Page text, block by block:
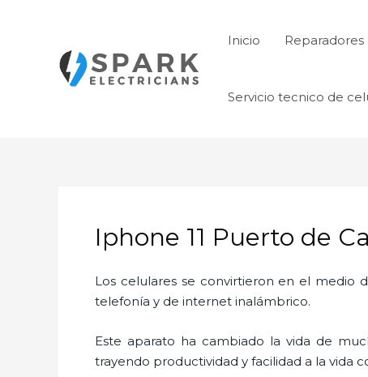
Inicio Reparadores
Servicio tecnico de
Iphone 11 Puerto de
Los celulares se convirtieron en el medio
telefonía y de internet inalámbrico.
Este aparato ha cambiado la vida de
trayendo productividad y facilidad a la vida